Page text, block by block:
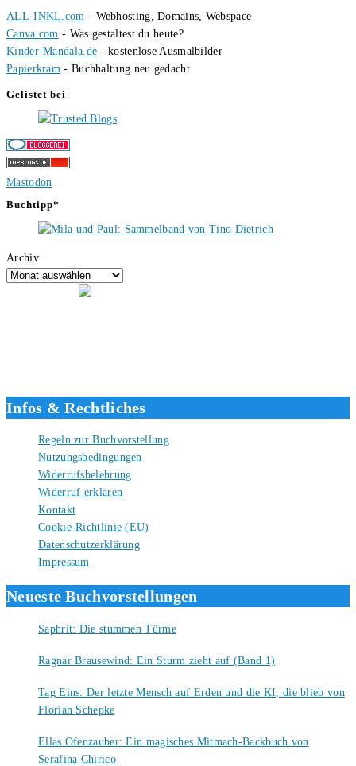
ALL-INKL.com - Webhosting, Domains, Webspace
Canva.com - Was gestaltest du heute?
Kinder-Mandala.de - kostenlose Ausmalbilder
Papierkram - Buchhaltung neu gedacht
Gelistet bei
Mastodon
Buchtipp*
Archiv
Infos & Rechtliches
Regeln zur Buchvorstellung
Nutzungsbedingungen
Widerrufsbelehrung
Widerruf erklären
Kontakt
Cookie-Richtlinie (EU)
Datenschutzerklärung
Impressum
Neueste Buchvorstellungen
Saphrit: Die stummen Türme
Ragnar Brausewind: Ein Sturm zieht auf (Band 1)
Tag Eins: Der letzte Mensch auf Erden und die KI, die blieb von
Florian Schepke
Ellas Ofenzauber: Ein magisches Mitmach-Backbuch von
Serafina Chirico